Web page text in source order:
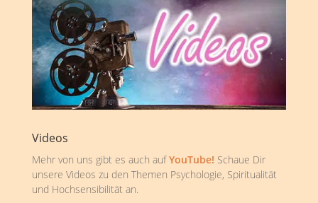
Videos
Mehr von uns gibt es auch aufYouTube! Schaue Dir
unsere Videos zu den Themen Psychologie, Spiritualität
und Hochsensibilität an.